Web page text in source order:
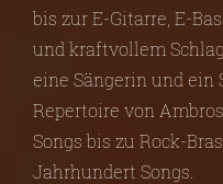
bis zur E-Gitarre, E-
und kraftvollem
eine Sängerin und ein
Repertoire von
Songs bis zu Rock-
Jahrhundert Songs.